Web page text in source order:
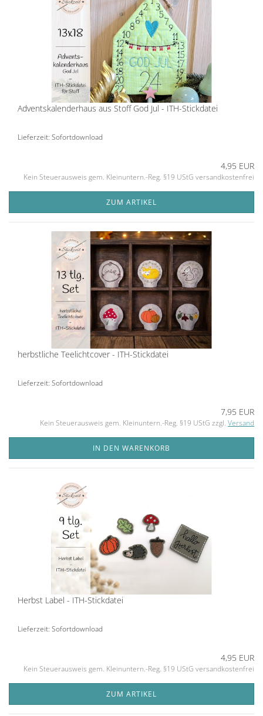
Adventskalenderhaus aus Stoff God Jul - ITH-Stickdatei
Lieferzeit: Sofortdownload
4,95 EUR
Kein Steuerausweis gem. Kleinuntern.-Reg. §19 UStG versandkostenfrei
ZUM ARTIKEL
herbstliche Teelichtcover - ITH-Stickdatei
Lieferzeit: Sofortdownload
7,95 EUR
Kein Steuerausweis gem. Kleinuntern.-Reg. §19 UStG zzgl. Versand
IN DEN WARENKORB
Herbst Label - ITH-Stickdatei
Lieferzeit: Sofortdownload
4,95 EUR
Kein Steuerausweis gem. Kleinuntern.-Reg. §19 UStG versandkostenfrei
ZUM ARTIKEL